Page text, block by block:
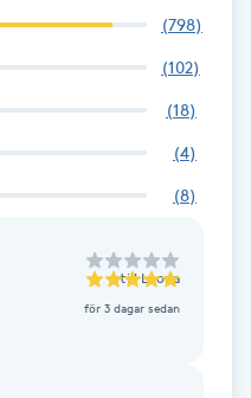
(798)
(102)
(18)
(4)
(8)
till Leona
för 3 dagar sedan